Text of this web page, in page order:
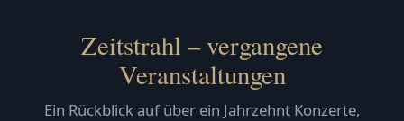
Zeitstrahl – vergangene
Veranstaltungen
Ein Rückblick auf über ein Jahrzehnt Konzerte,